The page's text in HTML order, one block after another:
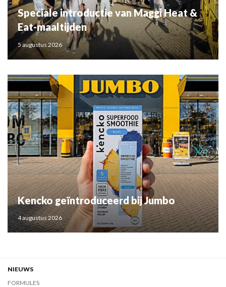
Speciale introductie van Maggi Heat &
Eat-maaltijden
5 augustus 2026
Kencko geïntroduceerd bij Jumbo
4 augustus 2026
NIEUWS
FORMULES